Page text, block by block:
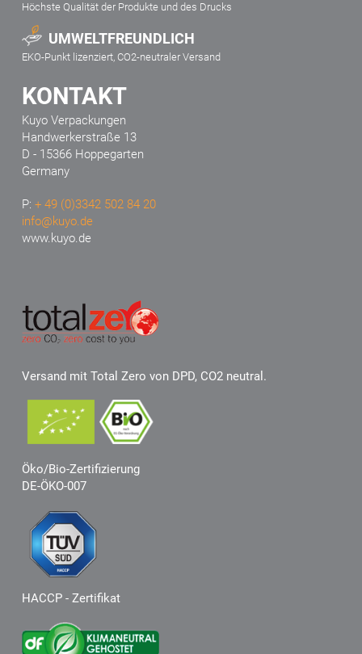
Höchste Qualität der Produkte und des Drucks
UMWELTFREUNDLICH
EKO-Punkt lizenziert, CO2-neutraler Versand
KONTAKT
Kuyo Verpackungen
Handwerkerstraße 13
D - 15366 Hoppegarten
Germany
P: + 49 (0)3342 502 84 20
info@kuyo.de
www.kuyo.de
Versand mit Total Zero von DPD, CO2 neutral.
Öko/Bio-Zertifizierung
DE-ÖKO-007
HACCP - Zertifikat